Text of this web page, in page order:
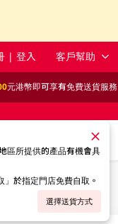
| 登入 客戶幫助
元港幣即可享有免費送貨服務
區所提供的產品有機會具
於指定門店免費自取。
選擇送貨方式